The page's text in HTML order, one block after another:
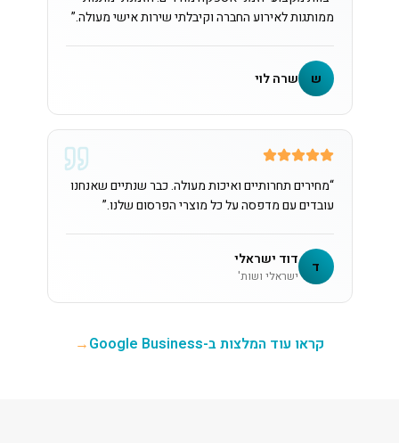
ממותגות לאירוע החברה וקיבלתי שירות אישי מעולה.”
ש שרה לוי
“מחירים תחרותיים ואיכות מעולה. כבר שנתיים שאנחנו
עובדים עם מדפסה על כל מוצרי הפרסום שלנו.”
ד דוד ישראלי
ישראלי ושות'
קראו עוד המלצות ב-Google Business →